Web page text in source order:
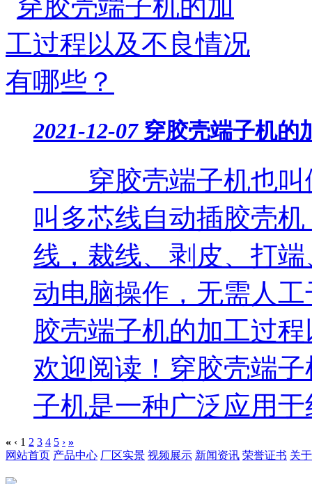
2021-12-07穿胶壳端子机的
穿胶壳端子机也叫
叫多芯线自动插胶壳
线，裁线、剥皮、打
动电脑操作，无需人
胶壳端子机的加工过
欢迎阅读！穿胶壳端
子机是一种广泛应用于
« ‹ 1 2 3 4 5 › »
网站首页 产品中心 厂区实景 视频展示 新闻资讯 荣誉证书 关